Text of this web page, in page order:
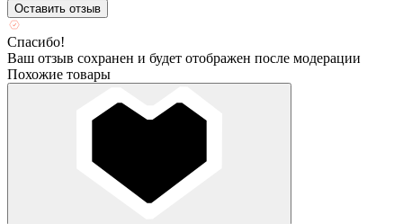
Оставить отзыв
Спасибо!
Ваш отзыв сохранен и будет отображен после модерации
Похожие товары